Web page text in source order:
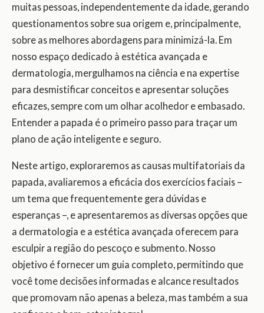
muitas pessoas, independentemente da idade, gerando
questionamentos sobre sua origem e, principalmente,
sobre as melhores abordagens para minimizá-la. Em
nosso espaço dedicado à estética avançada e
dermatologia, mergulhamos na ciência e na expertise
para desmistificar conceitos e apresentar soluções
eficazes, sempre com um olhar acolhedor e embasado.
Entender a papada é o primeiro passo para traçar um
plano de ação inteligente e seguro.
Neste artigo, exploraremos as causas multifatoriais da
papada, avaliaremos a eficácia dos exercícios faciais –
um tema que frequentemente gera dúvidas e
esperanças –, e apresentaremos as diversas opções que
a dermatologia e a estética avançada oferecem para
esculpir a região do pescoço e submento. Nosso
objetivo é fornecer um guia completo, permitindo que
você tome decisões informadas e alcance resultados
que promovam não apenas a beleza, mas também a sua